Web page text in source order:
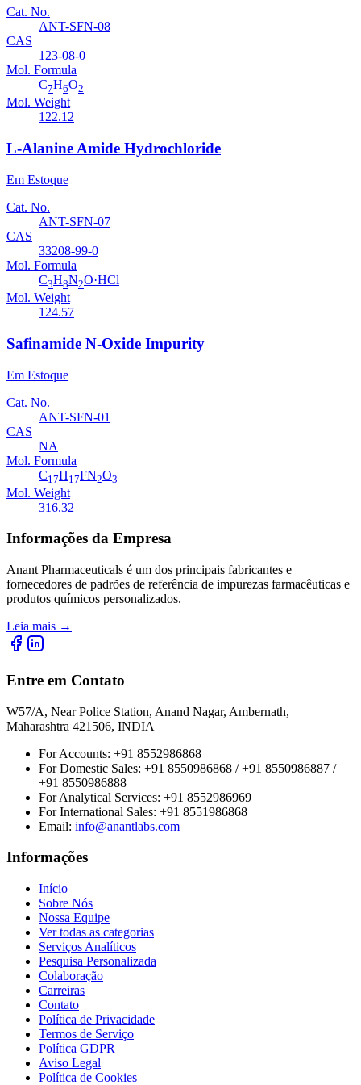
Cat. No.
ANT-SFN-08
CAS
123-08-0
Mol. Formula
C7H6O2
Mol. Weight
122.12
L-Alanine Amide Hydrochloride
Em Estoque
Cat. No.
ANT-SFN-07
CAS
33208-99-0
Mol. Formula
C3H8N2O·HCl
Mol. Weight
124.57
Safinamide N-Oxide Impurity
Em Estoque
Cat. No.
ANT-SFN-01
CAS
NA
Mol. Formula
C17H17FN2O3
Mol. Weight
316.32
Informações da Empresa
Anant Pharmaceuticals é um dos principais fabricantes e
fornecedores de padrões de referência de impurezas farmacêuticas e
produtos químicos personalizados.
Leia mais →
Entre em Contato
W57/A, Near Police Station, Anand Nagar, Ambernath,
Maharashtra 421506, INDIA
For Accounts: +91 8552986868
For Domestic Sales: +91 8550986868 / +91 8550986887 /
+91 8550986888
For Analytical Services: +91 8552986969
For International Sales: +91 8551986868
Email: info@anantlabs.com
Informações
Início
Sobre Nós
Nossa Equipe
Ver todas as categorias
Serviços Analíticos
Pesquisa Personalizada
Colaboração
Carreiras
Contato
Política de Privacidade
Termos de Serviço
Política GDPR
Aviso Legal
Política de Cookies